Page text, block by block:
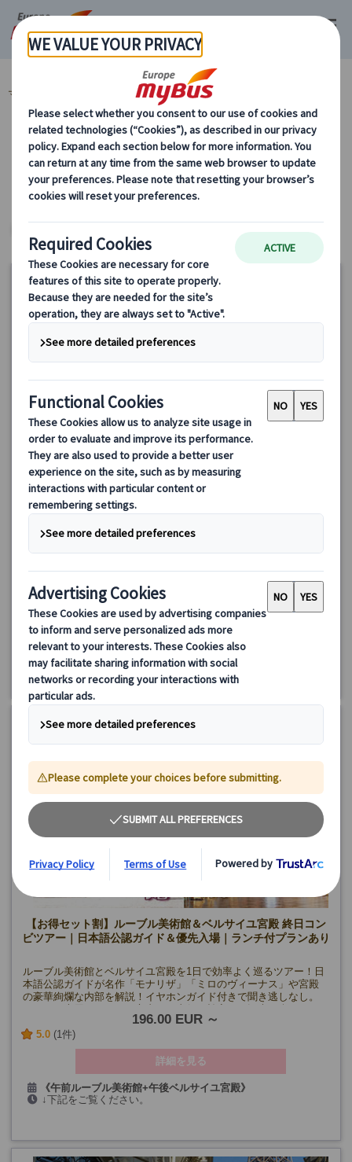
マイバス・ヨーロッパ フランス (67) パリ観光 (30)
カテゴリーから探す
パリ観光
【優先入場】ルーブル美術館半日ツアー｜日本語ガイドが名作
を解説＆イヤホンガイド付き｜ランチ付きプランあり
ルーブル美術館の必見名作を日本語ガイドと効率よく鑑賞！優先
入場で待ち時間を短縮し、「モナリザ」「ミロのヴィーナス」な
どをじっくり解説。イヤホンガイド付きで聞き逃しなし！ランチ
4.6 (11件)
詳細を見る
《午前プラン/ランチ付きプラン》水・金・日曜日（7/26、
9/20、12/25、1/1を除く）
午前プラン、ランチ付きプラン
催行確定日
《8月》7日、9日、12日、14日、19日、21日、23日、26日
《9月》4日、6日、9日、11日、13日、16日、18日、23日、25
《10月》2日、4日、7日、9日、14日、16日、18日、21日、23
日、25日、28日、30日
《11月》
1日、11日、8日、15日、20日、22日、25日、27日、29
《12月》2日、4日、23日、27日、30日
《午後プラン》
月・木・土・特定の日曜日(9/14・19 を除く)
2・3月の日曜日、12/27、1/3
午後プラン 催行確定日
《８月》6日、8日、9日、10日、13日、15日、16日、17日、20
日、22日、24日、27日、29日、31日
《9月》3日、5日、7日、10日、12日、13日、17日、21日、24
《10月》1日、3日、5日、8日、10日、12日、19日、22日、24
日、26日
2日、19日、9日、23日
3時間
【カフェランチ付きプラン】+ランチ時間
【お得セット割】ルーブル美術館＆ベルサイユ宮殿 終日コン
ビツアー｜日本語公認ガイド＆優先入場｜ランチ付プランあり
ルーブル美術館とベルサイユ宮殿を1日で効率よく巡るツアー！日
本語公認ガイドが名作「モナリザ」「ミロのヴィーナス」や宮殿
の豪華絢爛な内部を解説！イヤホンガイド付きで聞き逃しなし。
196.00 EUR
5.0 (1件)
詳細を見る
《午前ルーブル美術館+午後ベルサイユ宮殿》
水・金曜日(12/25、1/1を除く)
日曜日、12/27
(12/25、1/1、9/17・19を除く)
↓下記をご覧ください。